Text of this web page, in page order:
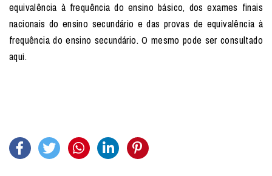
equivalência à frequência do ensino básico, dos exames finais
nacionais do ensino secundário e das provas de equivalência à
frequência do ensino secundário. O mesmo pode ser consultado
aqui.